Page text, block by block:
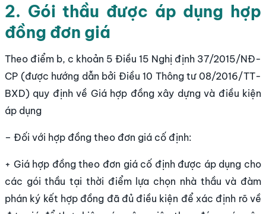
2. Gói thầu được áp dụng hợp
đồng đơn giá
Theo điểm b, c khoản 5 Điều 15 Nghị định 37/2015/NĐ-
CP (được hướng dẫn bởi Điều 10 Thông tư 08/2016/TT-
BXD) quy định về Giá hợp đồng xây dựng và điều kiện
áp dụng
– Đối với hợp đồng theo đơn giá cố định:
+ Giá hợp đồng theo đơn giá cố định được áp dụng cho
các gói thầu tại thời điểm lựa chọn nhà thầu và đàm
phán ký kết hợp đồng đã đủ điều kiện để xác định rõ về